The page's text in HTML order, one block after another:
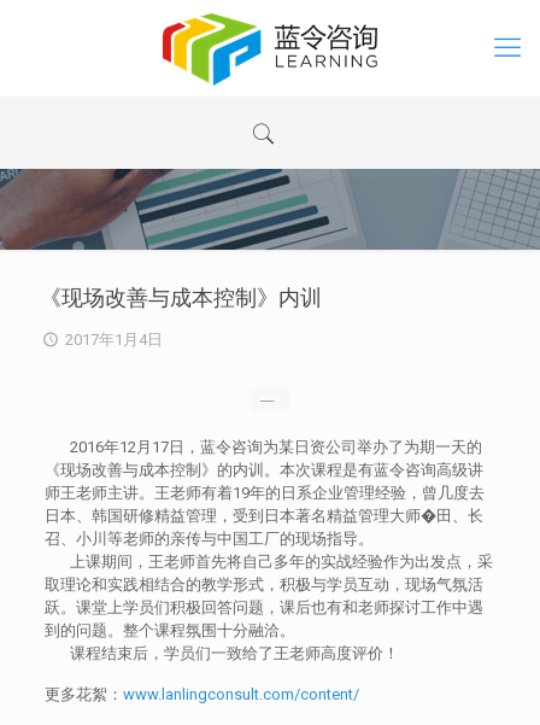
《现场改善与成本控制》内训
2017年1月4日
2016年12月17日，蓝令咨询为某日资公司举办了为期一天的
《现场改善与成本控制》的内训。本次课程是有蓝令咨询高级讲
师王老师主讲。王老师有着19年的日系企业管理经验，曾几度去
日本、韩国研修精益管理，受到日本著名精益管理大师�田、长
召、小川等老师的亲传与中国工厂的现场指导。
上课期间，王老师首先将自己多年的实战经验作为出发点，采
取理论和实践相结合的教学形式，积极与学员互动，现场气氛活
跃。课堂上学员们积极回答问题，课后也有和老师探讨工作中遇
到的问题。整个课程氛围十分融洽。
课程结束后，学员们一致给了王老师高度评价！
更多花絮： www.lanlingconsult.com/content/